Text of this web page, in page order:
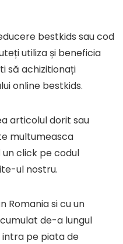
bestkids sau cod
utiliza și beneficia
să achizitionați
online bestkids.
articolul dorit sau
multumeasca
click pe codul
ul nostru.
Romania si cu un
de-a lungul
intra pe piata de